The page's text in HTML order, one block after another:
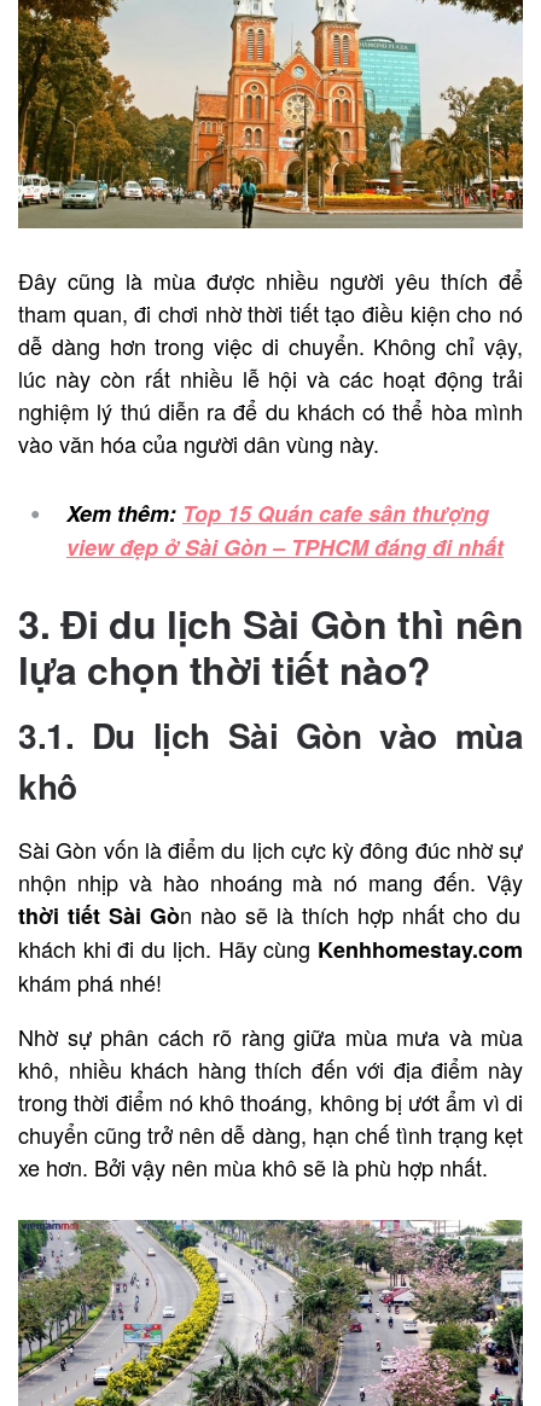
Đây cũng là mùa được nhiều người yêu thích để
tham quan, đi chơi nhờ thời tiết tạo điều kiện cho nó
dễ dàng hơn trong việc di chuyển. Không chỉ vậy,
lúc này còn rất nhiều lễ hội và các hoạt động trải
nghiệm lý thú diễn ra để du khách có thể hòa mình
vào văn hóa của người dân vùng này.
Xem thêm: Top 15 Quán cafe sân thượng
view đẹp ở Sài Gòn – TPHCM đáng đi nhất
3. Đi du lịch Sài Gòn thì nên
lựa chọn thời tiết nào?
3.1. Du lịch Sài Gòn vào mùa
khô
Sài Gòn vốn là điểm du lịch cực kỳ đông đúc nhờ sự
nhộn nhịp và hào nhoáng mà nó mang đến. Vậy
thời tiết Sài Gòn nào sẽ là thích hợp nhất cho du
khách khi đi du lịch. Hãy cùng Kenhhomestay.com
khám phá nhé!
Nhờ sự phân cách rõ ràng giữa mùa mưa và mùa
khô, nhiều khách hàng thích đến với địa điểm này
trong thời điểm nó khô thoáng, không bị ướt ẩm vì di
chuyển cũng trở nên dễ dàng, hạn chế tình trạng kẹt
xe hơn. Bởi vậy nên mùa khô sẽ là phù hợp nhất.